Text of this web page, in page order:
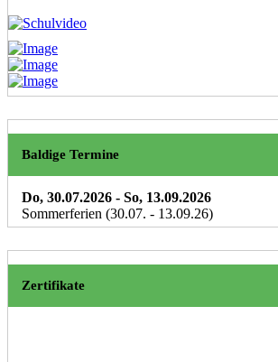
Baldige Termine
Do, 30.07.2026 - So, 13.09.2026
Sommerferien (30.07. - 13.09.26)
Zertifikate